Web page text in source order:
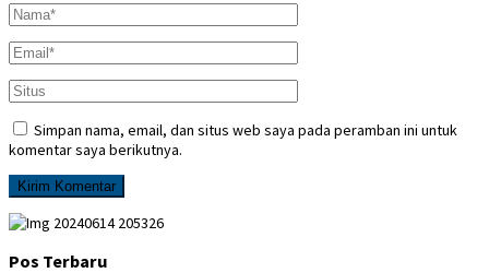
Simpan nama, email, dan situs web saya pada peramban ini untuk
komentar saya berikutnya.
Pos Terbaru